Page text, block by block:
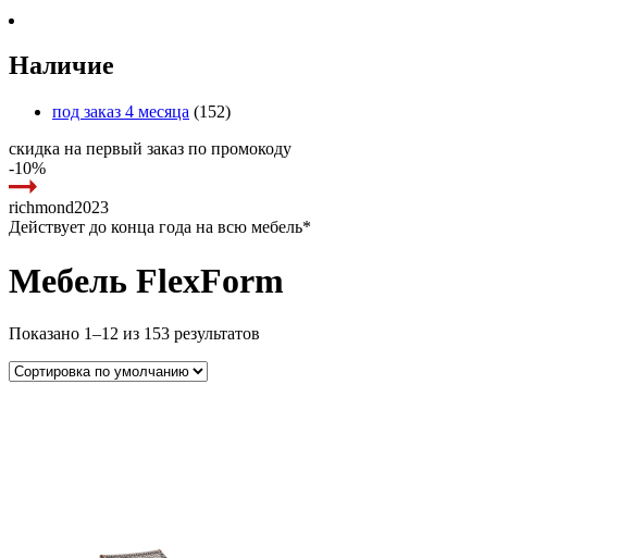
Наличие
под заказ 4 месяца (152)
скидка на первый заказ по промокоду
-10%
richmond2023
Действует до конца года на всю мебель*
Мебель FlexForm
Показано 1–12 из 153 результатов